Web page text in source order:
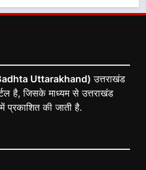
Uttarakhand) उत्तराखंड
है, जिसके माध्यम से उत्तराखंड
प्रकाशित की जाती है.